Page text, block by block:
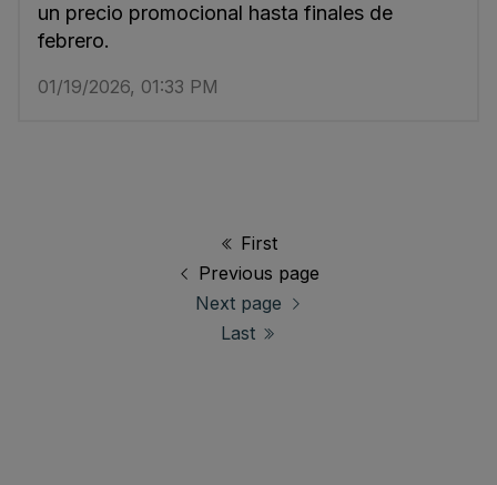
un precio promocional hasta finales de
febrero.
01/19/2026, 01:33 PM
First
Previous page
Next page
Last